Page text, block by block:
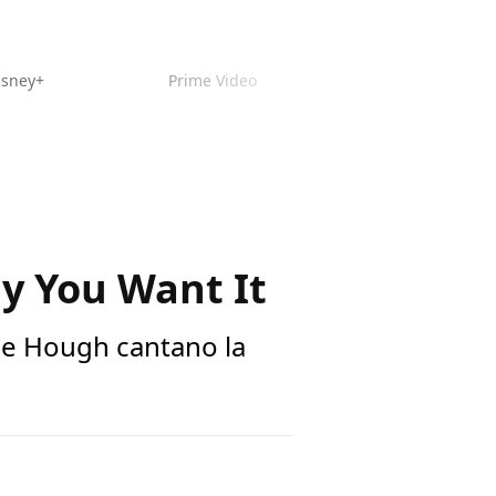
Prime Video
You Want It
Hough cantano la